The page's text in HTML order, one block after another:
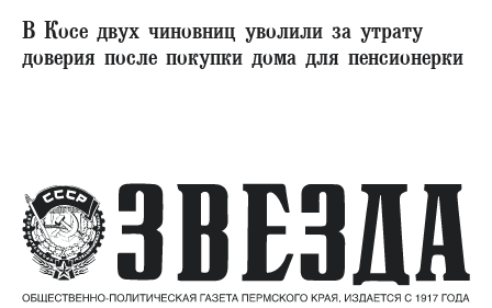
В Косе двух чиновниц уволили за утрату
доверия после покупки дома для пенсионерки